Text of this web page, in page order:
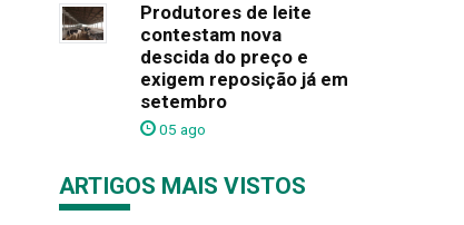
Produtores de leite
contestam nova
descida do preço e
exigem reposição já em
setembro
05 ago
ARTIGOS MAIS VISTOS